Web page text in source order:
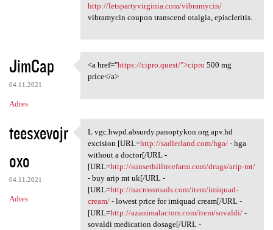
http://letspartyvirginia.com/vibramycin/
vibramycin coupon transcend otalgia, episcleritis.
JimCap
04.11.2021
Adres
<a href="https://cipro.quest/
<a href="https://cipro.quest/">cipro 500 mg
price</a>
teesxevojr
oxo
04.11.2021
Adres
L vgc.bwpd.absurdy.panoptykon
L vgc.bwpd.absurdy.panoptykon.org.apv.hd
excision [URL=http://sadlerland.com/hga/- hga
without a doctor[/URL -
[URL=http://sunsethilltreefarm.com/drugs/arip-mt/
- buy arip mt uk[/URL -
[URL=http://nacrossroads.com/item/imiquad-
cream/- lowest price for imiquad cream[/URL -
[URL=http://azanimalactors.com/item/sovaldi/-
sovaldi medication dosage[/URL -